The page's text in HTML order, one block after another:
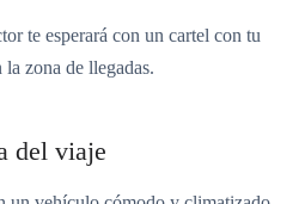
te esperará con un cartel con tu
la zona de llegadas.
del viaje